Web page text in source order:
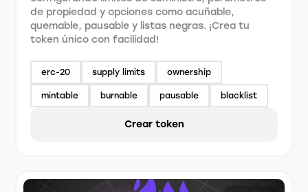
de propiedad y opciones como acuñable,
quemable, pausable y listas negras. ¡Crea tu
token único con facilidad!
erc-20 supply limits ownership
mintable burnable pausable blacklist
Crear token